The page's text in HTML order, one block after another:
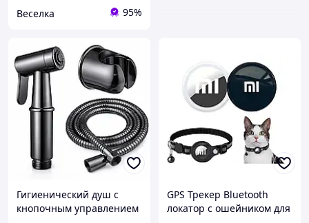
Веселка 95%
Гигиенический душ с
кнопочным управлением
GPS Трекер Bluetooth
локатор с ошейником для